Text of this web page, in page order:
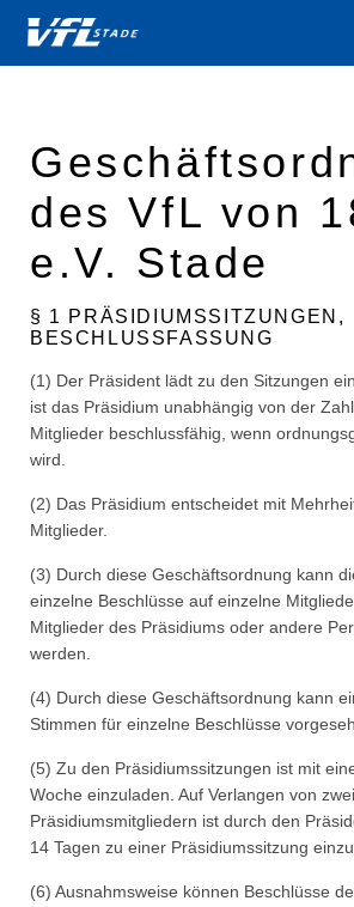
des VfL von
e.V. Stade
§ 1 PRÄSIDIUMSSITZUNGEN,
BESCHLUSSFASSUNG
(1) Der Präsident lädt zu den Sitzungen
ist das Präsidium unabhängig von der
Mitglieder beschlussfähig, wenn
wird.
(2) Das Präsidium entscheidet mit
Mitglieder.
(3) Durch diese Geschäftsordnung kann
einzelne Beschlüsse auf einzelne
Mitglieder des Präsidiums oder andere
werden.
(4) Durch diese Geschäftsordnung kann
Stimmen für einzelne Beschlüsse
(5) Zu den Präsidiumssitzungen ist mit
Woche einzuladen. Auf Verlangen von zwei
Präsidiumsmitgliedern ist durch den
14 Tagen zu einer Präsidiumssitzung
(6) Ausnahmsweise können Beschlüsse